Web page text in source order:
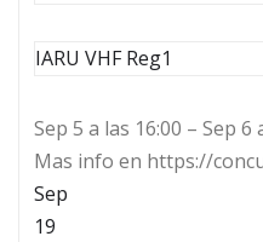
IARU VHF Reg1
Sep 5 a las 16:00 – Sep 6
Mas info en https://
Sep
19